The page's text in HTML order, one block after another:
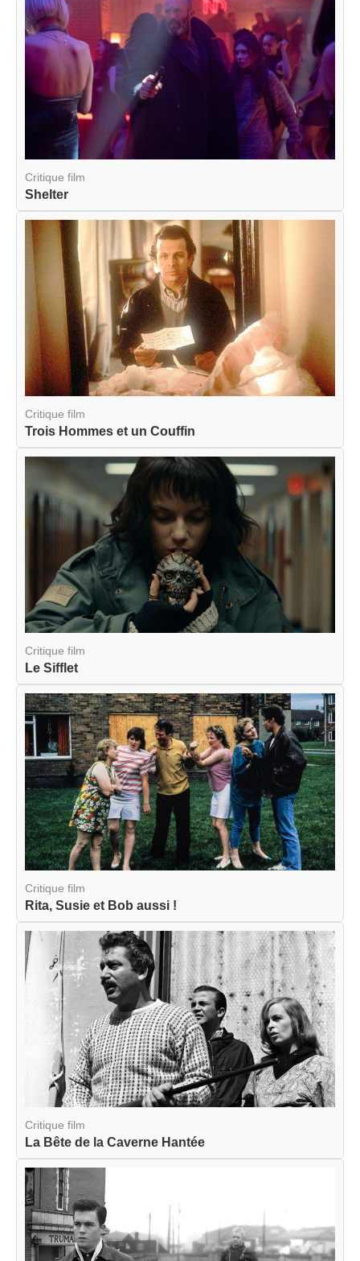
Critique film
Shelter
Critique film
Trois Hommes et un Couffin
Critique film
Le Sifflet
Critique film
Rita, Susie et Bob aussi !
Critique film
La Bête de la Caverne Hantée